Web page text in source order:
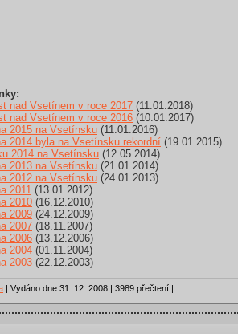
nad Vsetínem v roce 2017 (11.01.2018)
nad Vsetínem v roce 2016 (10.01.2017)
2015 na Vsetínsku (11.01.2016)
2014 byla na Vsetínsku rekordní (19.01.2015)
2014 na Vsetínsku (12.05.2014)
2013 na Vsetínsku (21.01.2014)
2012 na Vsetínsku (24.01.2013)
2011 (13.01.2012)
2010 (16.12.2010)
2009 (24.12.2009)
2007 (18.11.2007)
2006 (13.12.2006)
2004 (01.11.2004)
2003 (22.12.2003)
| Vydáno dne 31. 12. 2008 | 3989 přečtení |